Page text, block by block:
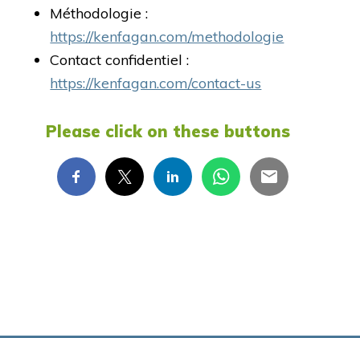
Méthodologie :
https://kenfagan.com/methodologie
Contact confidentiel :
https://kenfagan.com/contact-us
Please click on these buttons